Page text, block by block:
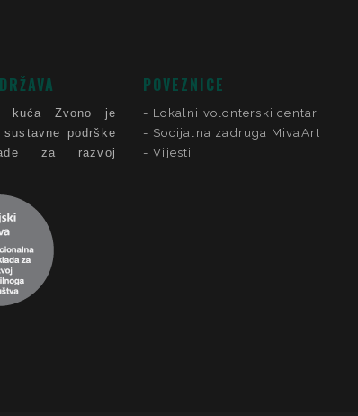
kuća Zvono je
podrške
za razvoj
POVEZNICE
Lokalni volonterski centar
Socijalna zadruga MivaArt
Vijesti